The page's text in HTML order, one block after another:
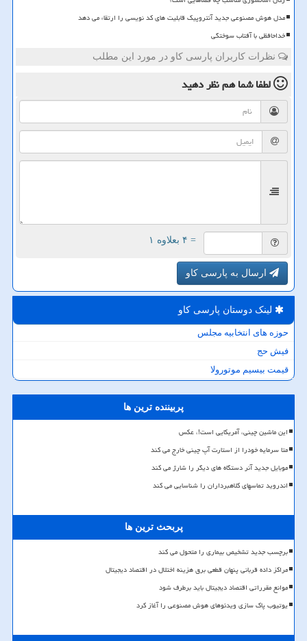
مدل هوش مصنوعی جدید آنتروپیک قابلیت های کد نویسی را ارتقاء می دهد
خداحافظی با آفتاب سوختگی
نظرات کاربران پارسی کاو در مورد این مطلب
لطفا شما همنظر دهید
= ۴ بعلاوه ۱
ارسال به پارسی کاو
لینک دوستان پارسی كاو
حوزه های انتخابیه مجلس
فیش حج
قیمت بیسیم موتورولا
پربیننده ترین ها
این ماشین چینی، آمریکایی است!، عکس
متا سرمایه خودرا از استارت آپ چینی خارج می کند
موبایل جدید آنر دستگاه های دیگر را شارژ می کند
اندروید تماسهای کلاهبرداران را شناسایی می کند
پربحث ترین ها
برچسب جدید تشخیص بیماری را متحول می کند
مراکز داده قربانی پنهان قطعی برق هزینه اختلال در اقتصاد دیجیتال
موانع مقرراتی اقتصاد دیجیتال باید برطرف شود
یوتیوب پاک سازی ویدئوهای هوش مصنوعی را آغاز کرد